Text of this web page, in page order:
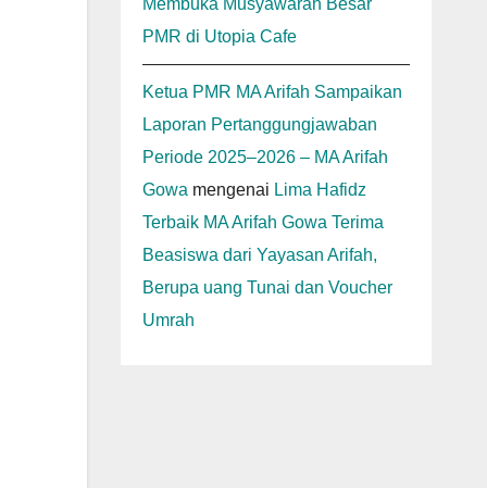
Membuka Musyawarah Besar
PMR di Utopia Cafe
Ketua PMR MA Arifah Sampaikan
Laporan Pertanggungjawaban
Periode 2025–2026 – MA Arifah
Gowa mengenai Lima Hafidz
Terbaik MA Arifah Gowa Terima
Beasiswa dari Yayasan Arifah,
Berupa uang Tunai dan Voucher
Umrah